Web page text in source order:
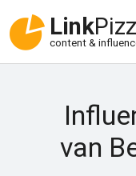
Link
content &
van